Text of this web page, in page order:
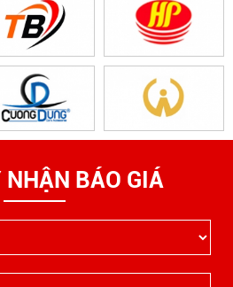
BÁO GIÁ